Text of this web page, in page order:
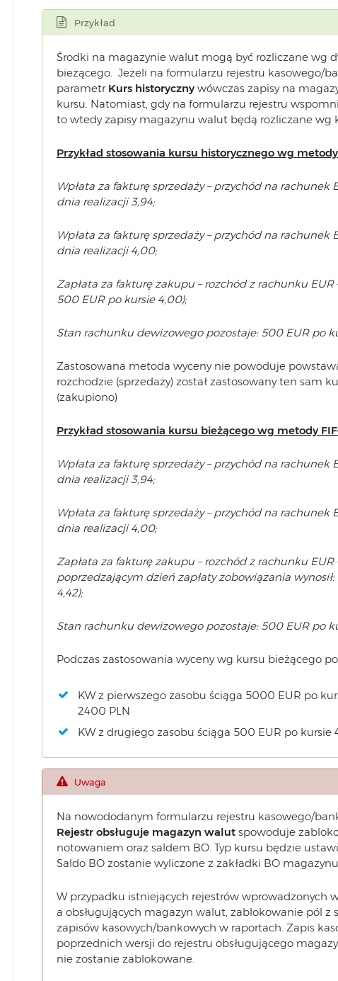
Przykład
Środki na magazynie walut mogą być rozliczane wg
bieżącego. Jeżeli na formularzu rejestru kasowego/
parametr Kurs historycznywówczas zapisy na
kursu. Natomiast, gdy na formularzu rejestru
to wtedy zapisy magazynu walut będą rozliczane wg
Przykład stosowania kursu historycznego wg metody
Wpłata za fakturę sprzedaży – przychód na
dnia realizacji 3,94;
Wpłata za fakturę sprzedaży – przychód na
dnia realizacji 4,00;
Zapłata za fakturę zakupu – rozchód z rachunku
500 EUR po kursie 4,00);
Stan rachunku dewizowego pozostaje: 500 EUR po
Zastosowana metoda wyceny nie powoduje
rozchodzie (sprzedaży) został zastosowany ten sam
(zakupiono)
Przykład stosowania kursu bieżącego wg metody
Wpłata za fakturę sprzedaży – przychód na
dnia realizacji 3,94;
Wpłata za fakturę sprzedaży – przychód na
dnia realizacji 4,00;
Zapłata za fakturę zakupu – rozchód z rachunku
poprzedzającym dzień zapłaty zobowiązania wynosił:
4,42);
Stan rachunku dewizowego pozostaje: 500 EUR po
Podczas zastosowania wyceny wg kursu bieżącego
KW z pierwszego zasobu ściąga 5000 EUR po
2400 PLN
KW z drugiego zasobu ściąga 500 EUR po kursie
Uwaga
Na nowododanym formularzu rejestru kasowego/
Rejestr obsługuje magazyn walutspowoduje
notowaniem oraz saldem BO. Typ kursu będzie
Saldo BO zostanie wyliczone z zakładki BO
W przypadku istniejących rejestrów wprowadzonych
a obsługujących magazyn walut, zablokowanie pól
zapisów kasowych/bankowych w raportach. Zapis
poprzednich wersji do rejestru obsługującego
nie zostanie zablokowane.